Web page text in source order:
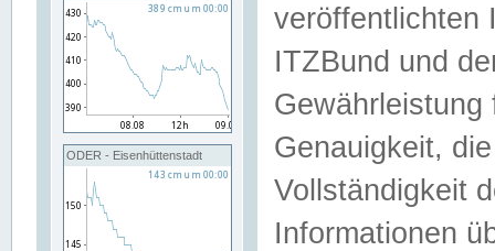
ODER - Eisenhüttenstadt
veröffentlichten
ITZBund und
Genauigkeit,
Vollständigkeit
Informationen